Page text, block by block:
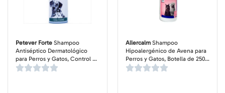
Petever Forte Shampoo
Antiséptico Dermatológico
para Perros y Gatos, Control de
Bacterias y Levaduras, botella
Allercalm Shampoo
Hipoalergénico de Avena para
Perros y Gatos, Botella de 250
ml